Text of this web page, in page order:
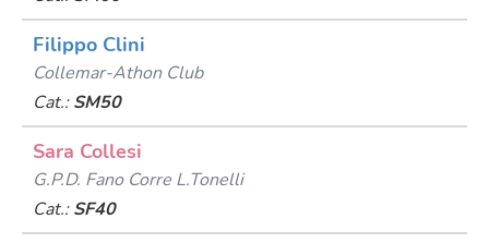
Filippo Clini
Collemar-Athon Club
Cat.: SM50
Sara Collesi
G.p.d. Fano Corre L.tonelli
Cat.: SF40